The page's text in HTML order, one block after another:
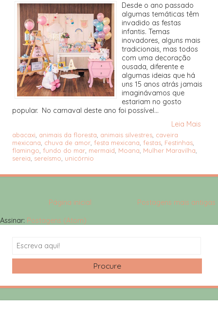
Desde o ano passado
algumas temáticas têm
invadido as festas
infantis. Temas
inovadores, alguns mais
tradicionais, mas todos
com uma decoração
ousada, diferente e
algumas ideias que há
uns 15 anos atrás jamais
imaginávamos que
estariam no gosto
popular. No carnaval deste ano foi possível...
Leia Mais
abacaxi animais da floresta animais silvestres caveira
mexicana chuva de amor festa mexicana festas Festinhas
flamingo fundo do mar mermaid Moana Mulher Maravilha
sereia sereísmo unicórnio
Postagens mais antigas
Página inicial
Assinar: Postagens (Atom)
Search